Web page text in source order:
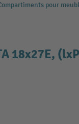
pour
18x27E,